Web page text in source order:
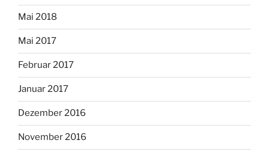
Mai 2018
Mai 2017
Februar 2017
Januar 2017
Dezember 2016
November 2016